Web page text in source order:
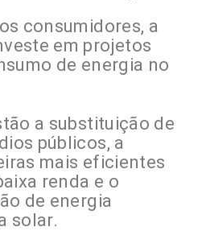
consumidores, a
em projetos
de energia no
a substituição de
públicos, a
mais eficientes
renda e o
de energia
solar.